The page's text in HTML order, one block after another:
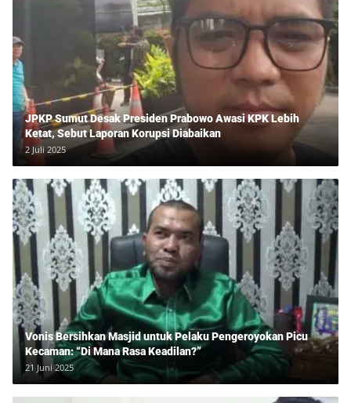
JPKP Sumut Desak Presiden Prabowo Awasi KPK Lebih
Ketat, Sebut Laporan Korupsi Diabaikan
2 Juli 2025
Vonis Bersihkan Masjid untuk Pelaku Pengeroyokan Picu
Kecaman: “Di Mana Rasa Keadilan?”
21 Juni 2025